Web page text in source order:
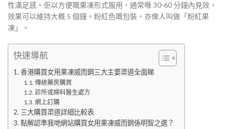
性滿足感。佢以方便嘅果凍形式服用，通常喺 30-60 分鐘內見效，
效果可以維持大概 5 個鐘。粉紅色嘅包裝，亦俾人叫做「粉紅果
凍」。
快速導航
香港購買女用果凍威而鋼三大主要渠道全面睇
傳統藥房購買
診所或婦科醫生處方
網上訂購
三大購買渠道詳細比較表
點解認準我哋網站購買女用果凍威而鋼係明智之選？